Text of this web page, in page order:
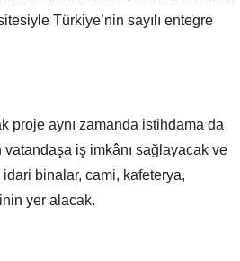
Türkiye’nin sayılı entegre
proje aynı zamanda istihdama da
iş imkânı sağlayacak ve
binalar, cami, kafeterya,
yer alacak.